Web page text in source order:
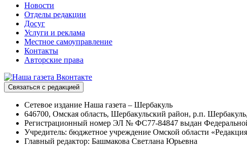
Новости
Отделы редакции
Досуг
Услуги и реклама
Местное самоуправление
Контакты
Авторские права
Связаться с редакцией
Сетевое издание Наша газета – Шербакуль
646700, Омская область, Шербакульский район, р.п.
Регистрационный номер ЭЛ № ФС77-84847 выдан
Учредитель: бюджетное учреждение Омской области
Главный редактор: Башмакова Светлана Юрьевна